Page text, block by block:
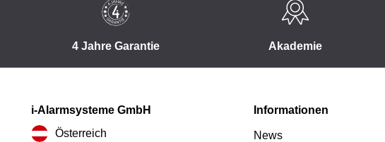
4 Jahre Garantie Akademie
i-Alarmsysteme GmbH
Österreich
Informationen
News